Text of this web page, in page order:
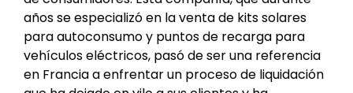
años se especializó en la venta de kits solares
para autoconsumo y puntos de recarga para
vehículos eléctricos, pasó de ser una referencia
en Francia a enfrentar un proceso de liquidación